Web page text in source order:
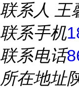
联系人 王
联系手机
联系电话
所在地址